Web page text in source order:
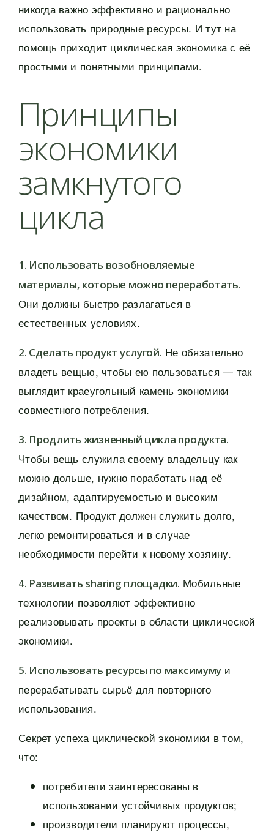
никогда важно эффективно и рационально
использовать природные ресурсы. И тут на
помощь приходит циклическая экономика с её
простыми и понятными принципами.
Принципы
экономики
замкнутого
цикла
1. Использовать возобновляемые
материалы, которые можно переработать.
Они должны быстро разлагаться в
естественных условиях.
2. Сделать продукт услугой. Не обязательно
владеть вещью, чтобы ею пользоваться — так
выглядит краеугольный камень экономики
совместного потребления.
3. Продлить жизненный цикла продукта.
Чтобы вещь служила своему владельцу как
можно дольше, нужно поработать над её
дизайном, адаптируемостью и высоким
качеством. Продукт должен служить долго,
легко ремонтироваться и в случае
необходимости перейти к новому хозяину.
4. Развивать sharing площадки. Мобильные
технологии позволяют эффективно
реализовывать проекты в области циклической
экономики.
5. Использовать ресурсы по максимуму и
перерабатывать сырьё для повторного
использования.
Секрет успеха циклической экономики в том,
что:
потребители заинтересованы в
использовании устойчивых продуктов;
производители планируют процессы,